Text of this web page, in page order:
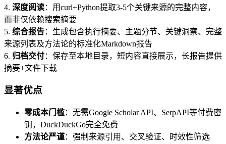
4. 深度阅读：用curl+Python提取3-5个关键来源的完整内容，
而非仅依赖搜索摘要
5. 综合报告：生成包含执行摘要、主题分节、关键洞察、完整
来源列表及方法论的标准化Markdown报告
6. 归档交付：保存至本地目录，短内容直接展示，长报告提供
摘要+文件下载
显著优点
零成本门槛：无需Google Scholar API、SerpAPI等付费密
钥，DuckDuckGo完全免费
方法论严谨：强制来源引用、交叉验证、时效性筛选